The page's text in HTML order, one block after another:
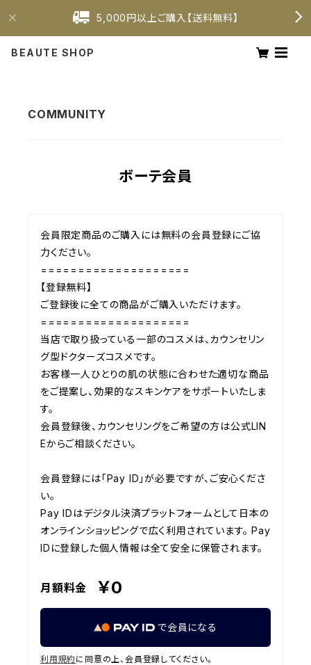
5,000円以上ご購入【送料無料】
BEAUTE SHOP
ボーテ会員
会員限定商品のご購入には無料の会員登録にご協
力ください。
====================
【登録無料】
ご登録後に全ての商品がご購入いただけます。
====================
当店で取り扱っている一部のコスメは、カウンセリン
グ型ドクターズコスメです。
お客様一人ひとりの肌の状態に合わせた適切な商品
をご提案し、効果的なスキンケアをサポートいたしま
す。
会員登録後、カウンセリングをご希望の方は公式LIN
Eからご相談ください。
会員登録には「Pay ID」が必要ですが、ご安心くださ
い。
Pay IDはデジタル決済プラットフォームとして日本の
オンラインショッピングで広く利用されています。 Pay
IDに登録した個人情報は全て安全に保管されます。
月額料金 ￥0
で会員になる
利用規約に同意の上、会員登録してください。